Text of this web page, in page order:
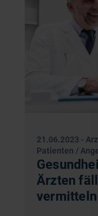
21.06.2023 -
Patienten /
Ärzten
vermitteln